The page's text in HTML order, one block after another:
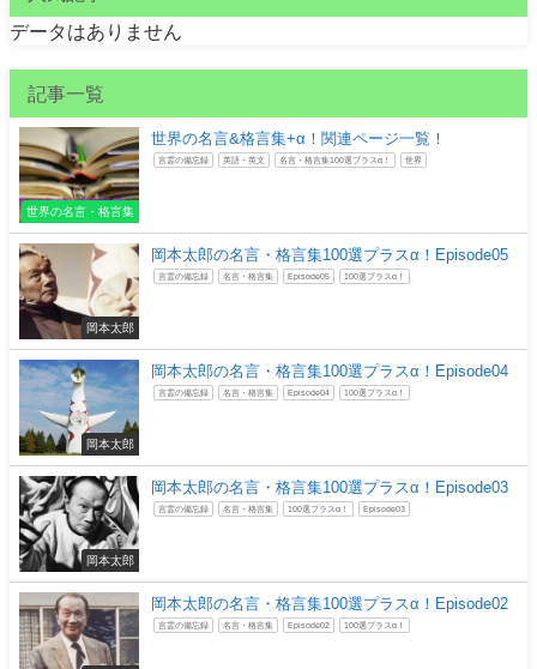
データはありません
記事一覧
世界の名言・格言集
世界の名言&格言集+α！関連ページ一覧！
言霊の備忘録 英語・英文 名言・格言集100選プラスα！ 世界
岡本太郎
岡本太郎の名言・格言集100選プラスα！Episode05
言霊の備忘録 名言・格言集 Episode05 100選プラスα！
岡本太郎
岡本太郎の名言・格言集100選プラスα！Episode04
言霊の備忘録 名言・格言集 Episode04 100選プラスα！
岡本太郎
岡本太郎の名言・格言集100選プラスα！Episode03
言霊の備忘録 名言・格言集 100選プラスα！ Episode03
岡本太郎の名言・格言集100選プラスα！Episode02
言霊の備忘録 名言・格言集 Episode02 100選プラスα！